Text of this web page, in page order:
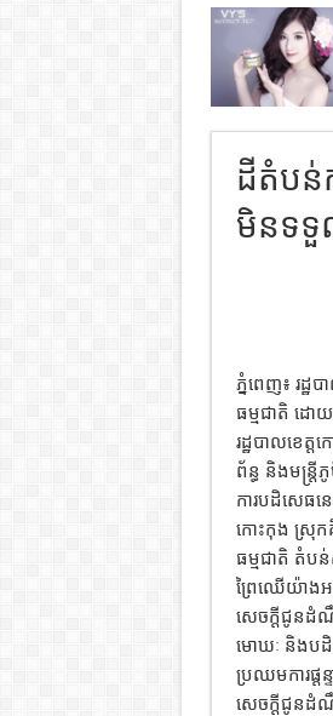
ដីតំបន់ក
មិនទទួ
ភ្នំពេញ៖ រដ្
ធម្មជាតិ ដោយ
រដ្ឋបាលខេត្
ព័ន្ធ និងមន្ត្រី
ការបដិសេធន
កោះកុង ស្រុក
ធម្មជាតិ តំប
ព្រៃឈើយ៉ាង
សេចក្តីជូនដំណឹ
មោឃៈ និងបដិ
ប្រឈមការផ្តន្
សេចក្តីជូនដំ